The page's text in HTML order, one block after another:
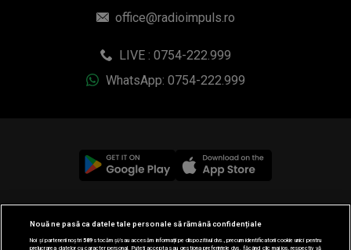
office@radioimpuls.ro
LIVE : 0754-222.999
WhatsApp: 0754-222.999
© 2019-2026 DOGAN MEDIA INTERNATIONAL SA, Toate
drepturile rezervate.
Nouă ne pasă ca datele tale personale să rămână confidențiale
Noi și partenerii noștri589stocăm și/sau accesăm informații pe dispozitivul dvs., precum identificatorii cookie unici pentru
prelucrarea datelor cu caracter personal. Puteți accepta sau gestiona preferințele dvs. făcând clic mai jos, respectiv vă